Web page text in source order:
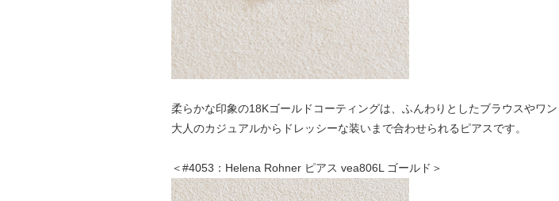
柔らかな印象の18Kゴールドコーティングは、ふんわりとしたブラウスやワ
大人のカジュアルからドレッシーな装いまで合わせられるピアスです。
＜#4053：Helena Rohner ピアス vea806L ゴールド＞